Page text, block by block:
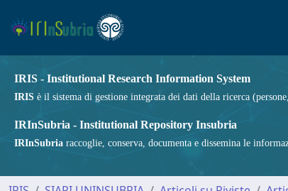
IRIS - Institutional Research Information System
IRIS è il sistema di gestione integrata dei dati della ricerca
IRInSubria - Institutional Repository Insubria
IRInSubria raccoglie, conserva, documenta e dissemina le